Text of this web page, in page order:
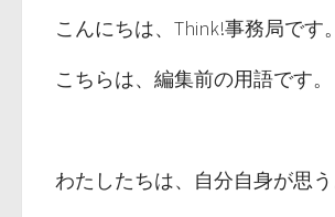
こんにちは、Think!事務局です。
こちらは、編集前の用語です。
わたしたちは、自分自身が思